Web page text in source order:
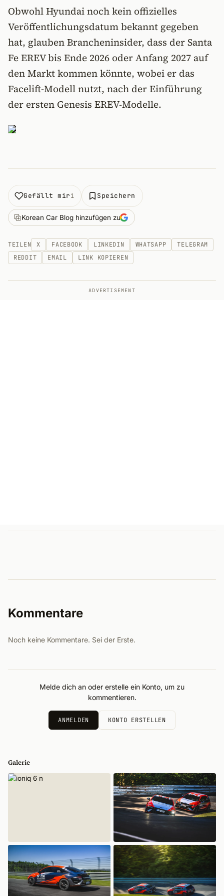
Obwohl Hyundai noch kein offizielles
Veröffentlichungsdatum bekannt gegeben
hat, glauben Brancheninsider, dass der Santa
Fe EREV bis Ende 2026 oder Anfang 2027 auf
den Markt kommen könnte, wobei er das
Facelift-Modell nutzt, nach der Einführung
der ersten Genesis EREV-Modelle.
Gefällt mir1 Speichern
Korean Car Blog hinzufügen zu
TEILEN X FACEBOOK LINKEDIN WHATSAPP
TELEGRAM
REDDIT
EMAIL LINK KOPIEREN
ADVERTISEMENT
Kommentare
Noch keine Kommentare. Sei der Erste.
Melde dich an oder erstelle ein Konto, um zu
kommentieren.
ANMELDEN KONTO ERSTELLEN
Galerie